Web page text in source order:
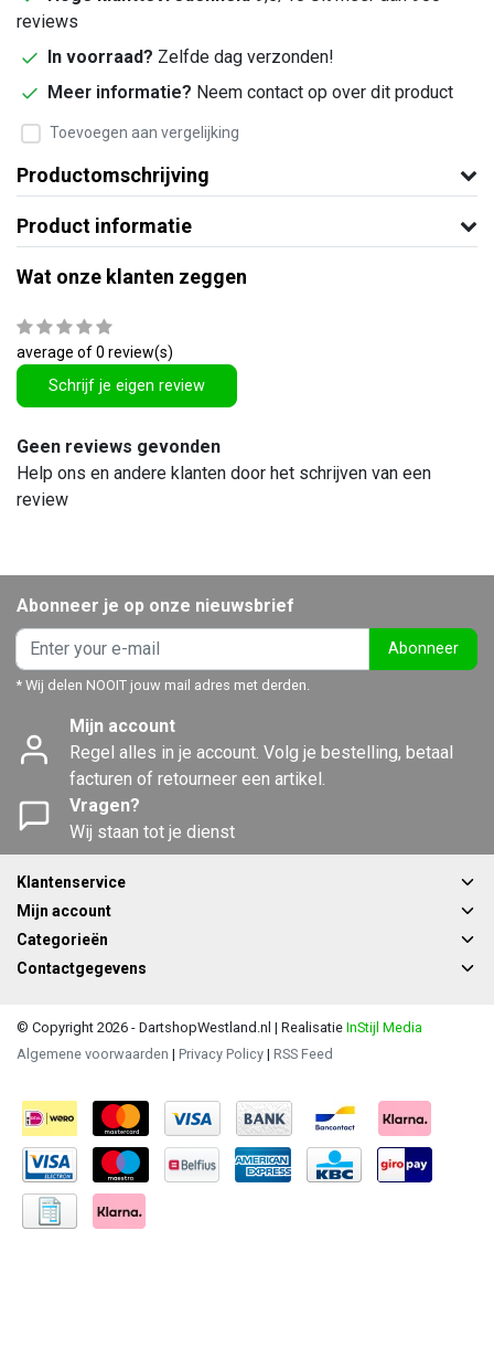
reviews
In voorraad? Zelfde dag verzonden!
Meer informatie? Neem contact op over dit product
Toevoegen aan vergelijking
Productomschrijving
Product informatie
Wat onze klanten zeggen
average of 0 review(s)
Schrijf je eigen review
Geen reviews gevonden
Help ons en andere klanten door het schrijven van een
review
Abonneer je op onze nieuwsbrief
Abonneer
* Wij delen NOOIT jouw mail adres met derden.
Mijn account
Regel alles in je account. Volg je bestelling, betaal
facturen of retourneer een artikel.
Vragen?
Wij staan tot je dienst
Klantenservice
Mijn account
Categorieën
Contactgegevens
© Copyright 2026 - DartshopWestland.nl | Realisatie InStijl Media
Algemene voorwaarden | Privacy Policy | RSS Feed